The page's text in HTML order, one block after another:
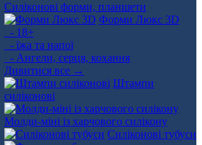
Силіконові форми, планшети
Форми Люкс 3D
- 18+
- їжа та напої
- Ангели, серця, кохання
Дивитися все →
Штампи
силіконові
Молди-міні із харчового силікону
Силіконові тубуси